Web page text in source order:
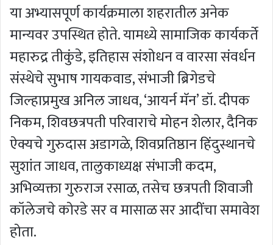
या अभ्यासपूर्ण कार्यक्रमाला शहरातील अनेक
मान्यवर उपस्थित होते. यामध्ये सामाजिक कार्यकर्ते
महारुद्र तीकुंडे, इतिहास संशोधन व वारसा संवर्धन
संस्थेचे सुभाष गायकवाड, संभाजी ब्रिगेडचे
जिल्हाप्रमुख अनिल जाधव, ‘आयर्न मॅन’ डॉ. दीपक
निकम, शिवछत्रपती परिवाराचे मोहन शेलार, दैनिक
ऐक्यचे गुरुदास अडागळे, शिवप्रतिष्ठान हिंदुस्थानचे
सुशांत जाधव, तालुकाध्यक्ष संभाजी कदम,
अभिव्यक्ता गुरुराज रसाळ, तसेच छत्रपती शिवाजी
कॉलेजचे कोरडे सर व मासाळ सर आदींचा समावेश
होता.